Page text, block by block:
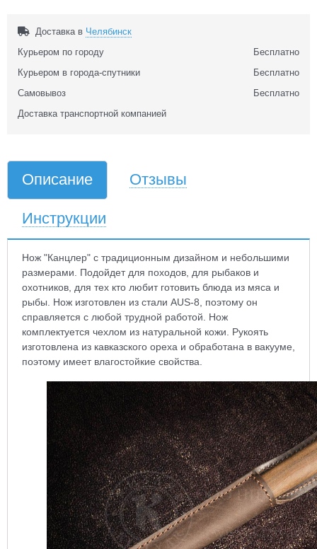
Доставка в Челябинск
Курьером по городу
Бесплатно
Курьером в города-спутники
Бесплатно
Самовывоз
Бесплатно
Доставка транспортной компанией
Описание Отзывы
Инструкции
Нож "Канцлер" с традиционным дизайном и небольшими
размерами. Подойдет для походов, для рыбаков и
охотников, для тех кто любит готовить блюда из мяса и
рыбы. Нож изготовлен из стали AUS-8, поэтому он
справляется с любой трудной работой. Нож
комплектуется чехлом из натуральной кожи. Рукоять
изготовлена из кавказского ореха и обработана в вакууме,
поэтому имеет влагостойкие свойства.